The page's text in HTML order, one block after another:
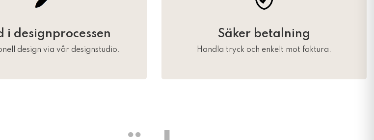
i designprocessen
design via vår designstudio.
Säker betalning
Handla tryck och enkelt mot faktura.